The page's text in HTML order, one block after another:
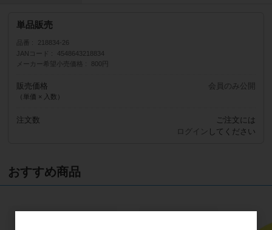
単品販売
品番
218834-26
JANコード
4548643218834
メーカー希望小売価格
800円
販売価格
（単価 × 入数）
会員のみ公開
注文数
ご注文には
ログイン してください
おすすめ商品